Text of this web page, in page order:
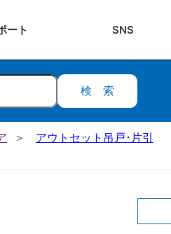
ート SNS
検索
アウトセット吊戸･片引